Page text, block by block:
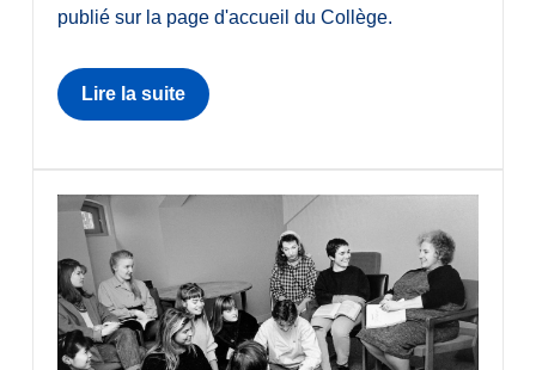
publié sur la page d'accueil du Collège.
Lire la suite